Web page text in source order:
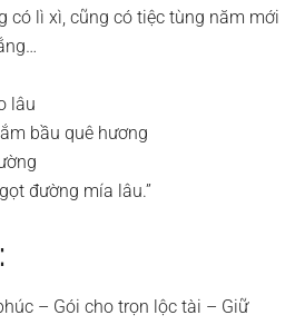
có lì xì, cũng có tiệc tùng năm mới
lâu
bầu quê hương
đường mía lâu.”
– Gói cho trọn lộc tài – Giữ